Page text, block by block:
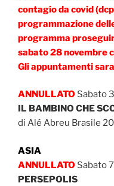
contagio da covid
programmazione
programma
sabato 28 novembre
Gli appuntamenti
ANNULLATO Sabato
IL BAMBINO CHE
di Alé Abreu Brasile
ASIA
ANNULLATO Sabato
PERSEPOLIS